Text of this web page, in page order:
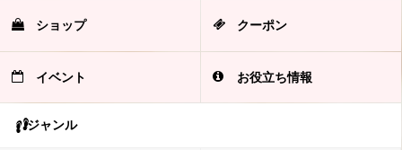
ショップ クーポン
イベント お役立ち情報
ジャンル